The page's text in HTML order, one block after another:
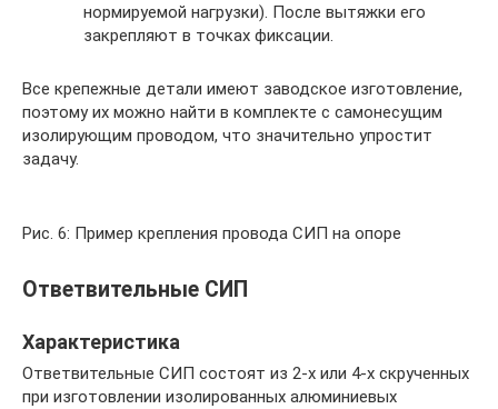
нормируемой нагрузки). После вытяжки его
закрепляют в точках фиксации.
Все крепежные детали имеют заводское изготовление,
поэтому их можно найти в комплекте с самонесущим
изолирующим проводом, что значительно упростит
задачу.
Рис. 6: Пример крепления провода СИП на опоре
Ответвительные СИП
Характеристика
Ответвительные СИП состоят из 2-х или 4-х скрученных
при изготовлении изолированных алюминиевых